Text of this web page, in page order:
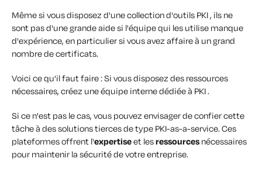
Même si vous disposez d'une collection d'outils PKI , ils ne
sont pas d'une grande aide si l'équipe qui les utilise manque
d'expérience, en particulier si vous avez affaire à un grand
nombre de certificats.
Voici ce qu'il faut faire : Si vous disposez des ressources
nécessaires, créez une équipe interne dédiée à PKI .
Si ce n'est pas le cas, vous pouvez envisager de confier cette
tâche à des solutions tierces de type PKI-as-a-service. Ces
plateformes offrent l'expertiseet lesressources nécessaires
pour maintenir la sécurité de votre entreprise.